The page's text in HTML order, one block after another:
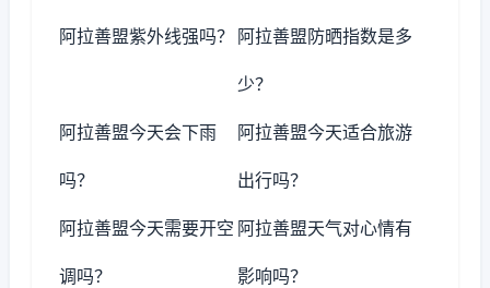
阿拉善盟紫外线强吗？ 阿拉善盟防晒指数是多
少？
阿拉善盟今天会下雨
吗？
阿拉善盟今天适合旅游
出行吗？
阿拉善盟今天需要开空
调吗？
阿拉善盟天气对心情有
影响吗？